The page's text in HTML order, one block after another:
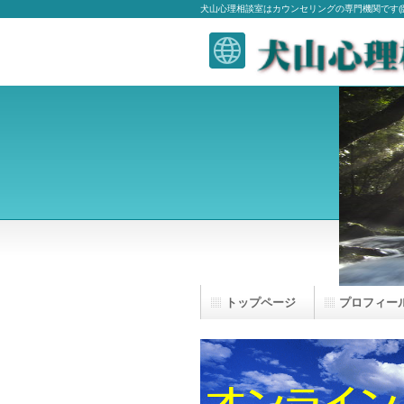
犬山心理相談室はカウンセリングの専門機関で
トップページ プロフィー